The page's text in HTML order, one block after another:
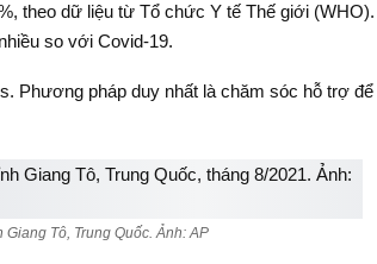
theo dữ liệu từ Tổ chức Y tế Thế giới (WHO).
so với Covid-19.
Phương pháp duy nhất là chăm sóc hỗ trợ để
Tô, Trung Quốc. Ảnh: AP